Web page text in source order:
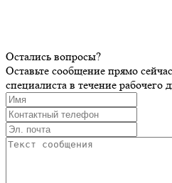
Остались вопросы?
Оставьте сообщение прямо
специалиста в течение рабочего